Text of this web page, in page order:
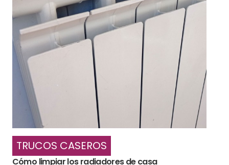
TRUCOS CASEROS
Cómo limpiar los radiadores de casa